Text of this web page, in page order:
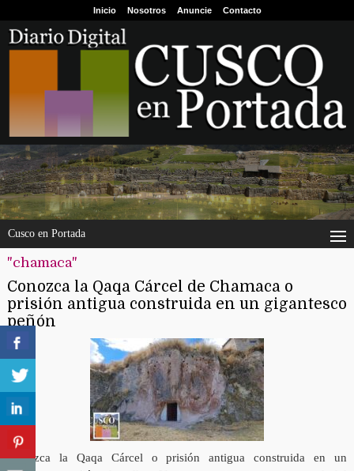
Inicio Nosotros Anuncie Contacto
Cusco en Portada
"chamaca"
Conozca la Qaqa Cárcel de Chamaca o
prisión antigua construida en un gigantesco
peñón
Conozca la Qaqa Cárcel o prisión antigua construida en un